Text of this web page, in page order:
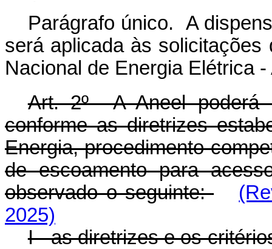
Parágrafo único. A
será aplicada às solicitações
Nacional de Energia Elétrica
Art. 2º A Aneel poderá
conforme as diretrizes
Energia, procedimento
de escoamento para
observado o seguinte:
2025)
I - as diretrizes e os